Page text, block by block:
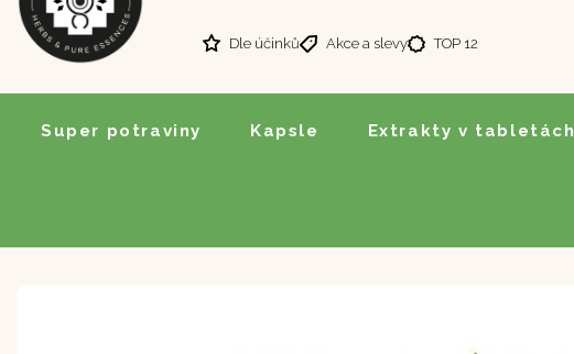
Dle účinků Akce a slevy TOP 12
Super potraviny Kapsle Extrakty v tabletách